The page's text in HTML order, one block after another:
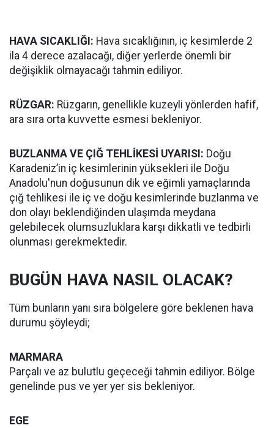
HAVA SICAKLIĞI: Hava sıcaklığının, iç kesimlerde 2
ila 4 derece azalacağı, diğer yerlerde önemli bir
değişiklik olmayacağı tahmin ediliyor.
RÜZGAR: Rüzgarın, genellikle kuzeyli yönlerden hafif,
ara sıra orta kuvvette esmesi bekleniyor.
BUZLANMA VE ÇIĞ TEHLİKESİ UYARISI: Doğu
Karadeniz’in iç kesimlerinin yüksekleri ile Doğu
Anadolu'nun doğusunun dik ve eğimli yamaçlarında
çığ tehlikesi ile iç ve doğu kesimlerinde buzlanma ve
don olayı beklendiğinden ulaşımda meydana
gelebilecek olumsuzluklara karşı dikkatli ve tedbirli
olunması gerekmektedir.
BUGÜN HAVA NASIL OLACAK?
Tüm bunların yanı sıra bölgelere göre beklenen hava
durumu şöyleydi;
MARMARA
Parçalı ve az bulutlu geçeceği tahmin ediliyor. Bölge
genelinde pus ve yer yer sis bekleniyor.
EGE